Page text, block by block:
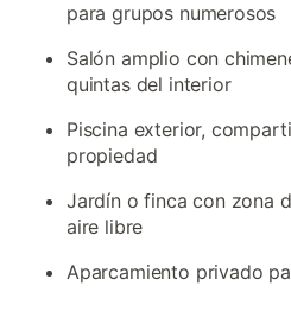
para grupos numerosos
Salón amplio con
quintas del interior
Piscina exterior,
propiedad
Jardín o finca con zona
aire libre
Aparcamiento privado